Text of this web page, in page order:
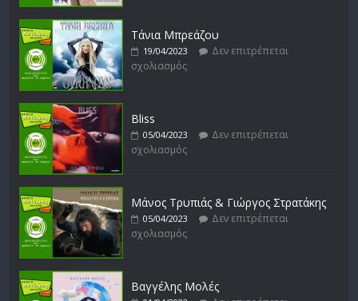
σχολιασμός
Τάνια Μπρεάζου
19/04/2023
Δεν επιτρέπεται
σχολιασμός
Bliss
05/04/2023
Δεν επιτρέπεται
σχολιασμός
Μάνος Τρυπιάς & Γιώργος Στρατάκης
05/04/2023
Δεν επιτρέπεται
σχολιασμός
Βαγγέλης Μολές